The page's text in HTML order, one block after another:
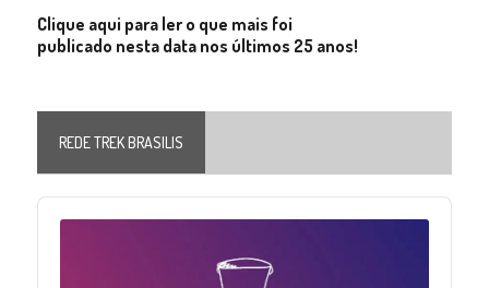
Clique aqui para ler o que mais foi
publicado nesta data nos últimos 25 anos!
REDE TREK BRASILIS
Audio
Player